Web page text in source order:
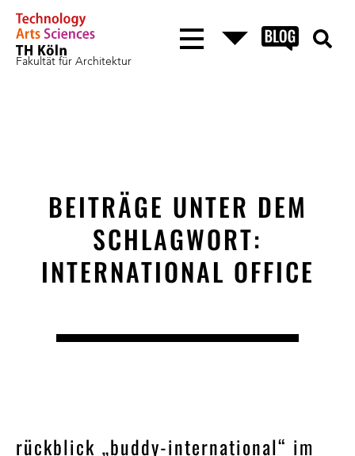
Fakultät für Architektur
BEITRÄGE UNTER DEM
SCHLAGWORT:
INTERNATIONAL OFFICE
rückblick „buddy-international“ im